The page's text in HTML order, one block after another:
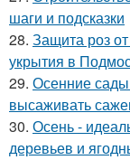
шаги и подсказки
28. Защита роз
укрытия в
29. Осенние
высаживать
30. Осень -
деревьев и